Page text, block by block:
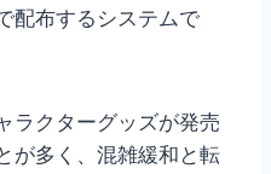
配布するシステムで
ラクターグッズが発売
が多く、混雑緩和と転